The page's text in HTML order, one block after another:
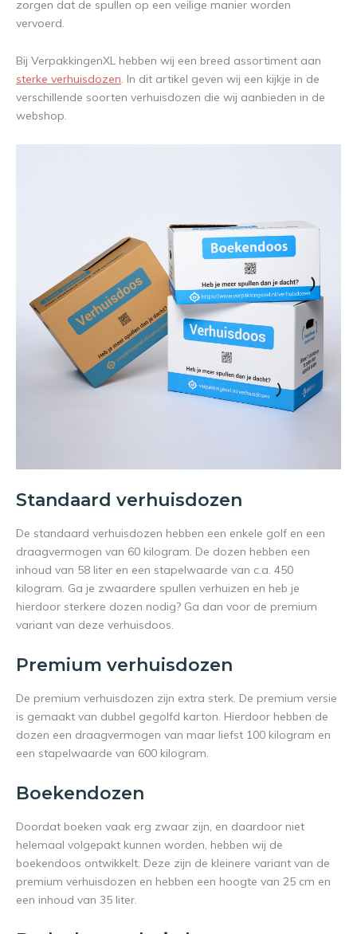
zorgen dat de spullen op een veilige manier worden
vervoerd.
Bij VerpakkingenXL hebben wij een breed assortiment aan
sterke verhuisdozen. In dit artikel geven wij een kijkje in de
verschillende soorten verhuisdozen die wij aanbieden in de
webshop.
Standaard verhuisdozen
De standaard verhuisdozen hebben een enkele golf en een
draagvermogen van 60 kilogram. De dozen hebben een
inhoud van 58 liter en een stapelwaarde van c.a. 450
kilogram. Ga je zwaardere spullen verhuizen en heb je
hierdoor sterkere dozen nodig? Ga dan voor de premium
variant van deze verhuisdoos.
Premium verhuisdozen
De premium verhuisdozen zijn extra sterk. De premium versie
is gemaakt van dubbel gegolfd karton. Hierdoor hebben de
dozen een draagvermogen van maar liefst 100 kilogram en
een stapelwaarde van 600 kilogram.
Boekendozen
Doordat boeken vaak erg zwaar zijn, en daardoor niet
helemaal volgepakt kunnen worden, hebben wij de
boekendoos ontwikkelt. Deze zijn de kleinere variant van de
premium verhuisdozen en hebben een hoogte van 25 cm en
een inhoud van 35 liter.